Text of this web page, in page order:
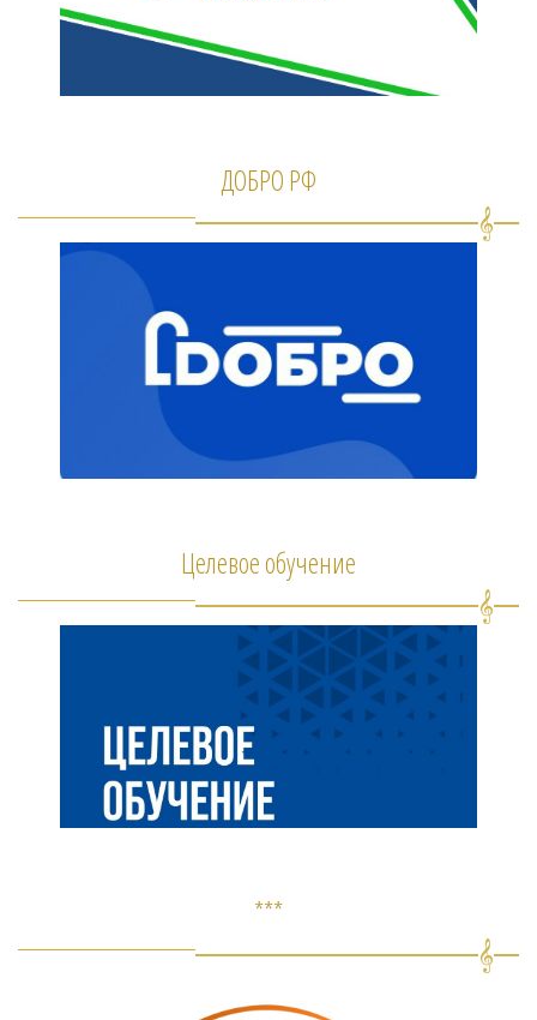
ДОБРО РФ
Целевое обучение
***